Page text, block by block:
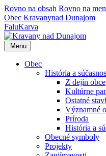
Rovno na obsah Rovno na
Obec Kravanynad Dunajom
FaluKarva
Menu
Obec
História a
Z dejín obce
Kultúrne
Ostatné
Významné
Príroda
História a
Obecné symboly
Projekty